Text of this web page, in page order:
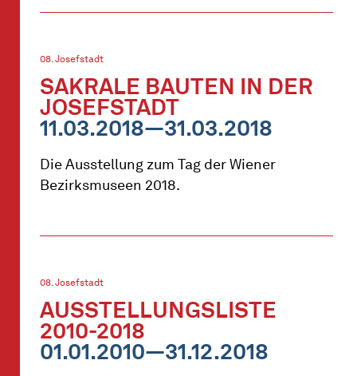
08. Josefstadt
SAKRALE BAUTEN IN DER
JOSEFSTADT
11.03.2018—31.03.2018
Die Ausstellung zum Tag der Wiener
Bezirksmuseen 2018.
08. Josefstadt
AUSSTELLUNGSLISTE
2010-2018
01.01.2010—31.12.2018